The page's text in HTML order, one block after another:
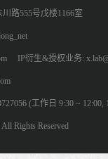
路555号戊楼1166室
IP衍生&授权业务:
(工作日 9:30 ~ 12:00,
Rights Reserved